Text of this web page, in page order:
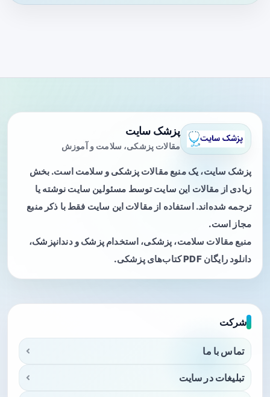
پزشک سایت
مقالات پزشکی، سلامت و آموزش
پزشک سایت، یک منبع مقالات پزشکی و سلامت است. بخش
زیادی از مقالات این سایت توسط مسئولین سایت نوشته یا
ترجمه شده‌اند. استفاده از مقالات این سایت فقط با ذکر منبع
مجاز است.
منبع مقالات سلامت، پزشکی، استخدام پزشک و دندانپزشک،
دانلود رایگان PDF کتاب‌های پزشکی.
شرکت
تماس با ما
تبلیغات در سایت